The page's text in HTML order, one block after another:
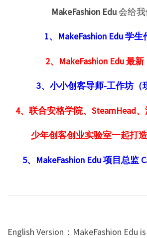
MakeFashion Edu会给我
1、MakeFashion Edu 学
2、MakeFashion Edu 最新
3、小小创客导师-工作坊（
4、联合安格学院、SteamHead、
少年创客创业实验室一起打
5、MakeFashion Edu 项目总监
English Version：MakeFashion Edu